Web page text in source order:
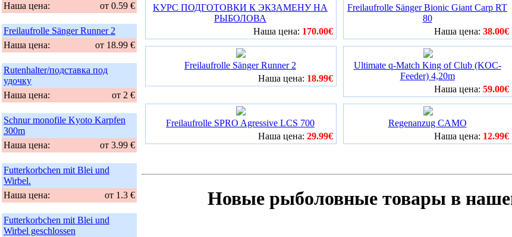
Наша цена:
от 0.59 €
Freilaufrolle Sänger Runner 2
Наша цена:
от 18.99 €
Rutenhalter/подставка под
удочку
Наша цена:
от 2 €
Schnur monofile Kyoto Karpfen
300m
Наша цена:
от 3.99 €
Futterkorbchen mit Blei und
Wirbel.
Наша цена:
от 1.3 €
Futterkorbchen mit Blei und
Wirbel geschlossen
KУРС ПОДГОТОВКИ К ЭКЗАМЕНУ НА
РЫБОЛОВА
Наша цена: 170.00€
Freilaufrolle Sänger Bionic Giant Carp RT
80
Наша цена: 38.00€
Freilaufrolle Sänger Runner 2
Наша цена: 18.99€
Ultimate q-Match King of Club (KOC-
Feeder) 4,20m
Наша цена: 59.00€
Freilaufrolle SPRO Agressive LCS 700
Наша цена: 29.99€
Regenanzug CAMO
Наша цена: 12.99€
Новые рыболовные товары в